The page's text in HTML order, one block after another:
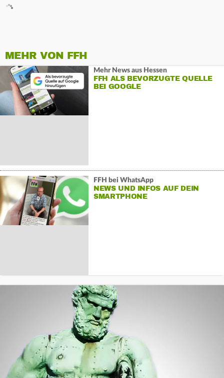
MEHR VON FFH
Mehr News aus Hessen
FFH ALS BEVORZUGTE QUELLE
BEI GOOGLE
FFH bei WhatsApp
NEWS UND INFOS AUF DEIN
SMARTPHONE